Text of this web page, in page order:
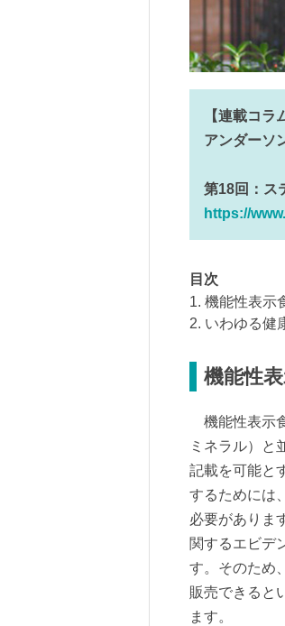
【連載コ
アンダーソ
第18回：ス
https://
目次
1. 機能性表示
2. いわゆる健
機能性
機能性表示
ミネラル）と
記載を可能と
するためには
必要がありま
関するエビデ
す。そのため
販売できると
ます。